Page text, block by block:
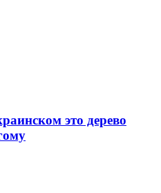
это дерево